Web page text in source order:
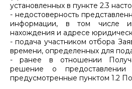
установленных в пункте 2.3
- недостоверность
информации, в том числе
нахождения и адресе
- подача участником отбора
времени, определенных для
- ранее в отношении
решение о
предусмотренные пунктом 1.2